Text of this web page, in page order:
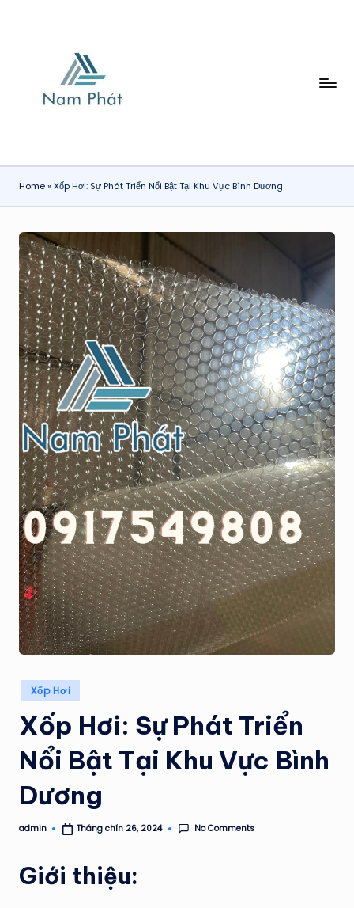
H
Ơ
I
N
A
M
P
H
Á
T
Home»Xốp Hơi: Sự Phát Triển Nổi Bật Tại Khu Vực Bình Dương
Posted
in
Xốp Hơi
Xốp Hơi: Sự Phát Triển
Nổi Bật Tại Khu Vực Bình
Dương
Posted
admin Tháng chín 26, 2024 No Comments
Giới thiệu: